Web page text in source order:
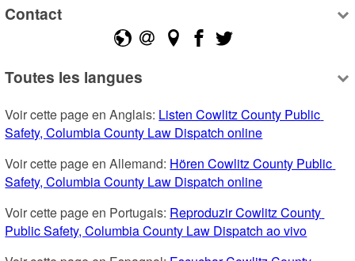
Contact
Toutes les langues
Voir cette page en Anglais: Listen Cowlitz County Public
Safety, Columbia County Law Dispatch online
Voir cette page en Allemand: Hören Cowlitz County Public
Safety, Columbia County Law Dispatch online
Voir cette page en Portugais: Reproduzir Cowlitz County
Public Safety, Columbia County Law Dispatch ao vivo